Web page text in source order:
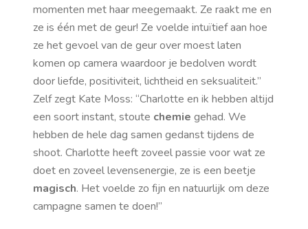
momenten met haar meegemaakt. Ze raakt me en
ze is één met de geur! Ze voelde intuïtief aan hoe
ze het gevoel van de geur over moest laten
komen op camera waardoor je bedolven wordt
door liefde, positiviteit, lichtheid en seksualiteit.”
Zelf zegt Kate Moss: “Charlotte en ik hebben altijd
een soort instant, stoute chemie gehad. We
hebben de hele dag samen gedanst tijdens de
shoot. Charlotte heeft zoveel passie voor wat ze
doet en zoveel levensenergie, ze is een beetje
magisch. Het voelde zo fijn en natuurlijk om deze
campagne samen te doen!”